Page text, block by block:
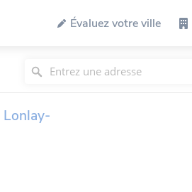
Évaluez votre ville
Lonlay-